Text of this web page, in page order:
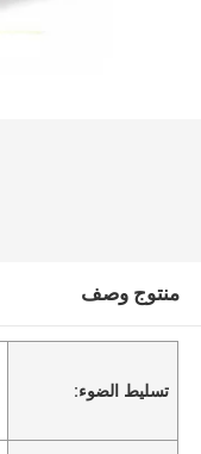
منتوج وصف
تسليط الضوء: